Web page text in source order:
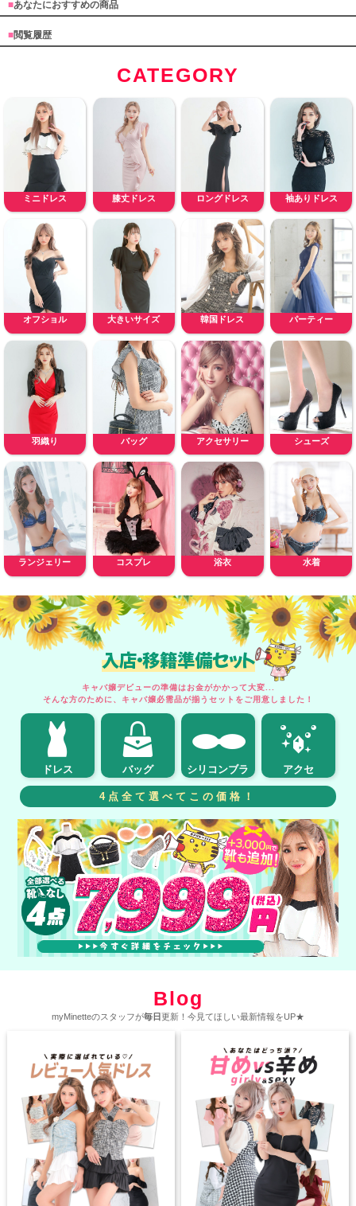
■あなたにおすすめの商品
■閲覧履歴
CATEGORY
ミニドレス 膝丈ドレス ロングドレス 袖ありドレス
オフショル 大きいサイズ 韓国ドレス パーティー
羽織り バッグ アクセサリー シューズ
ランジェリー コスプレ 浴衣 水着
入店・移籍準備セット
キャバ嬢デビューの準備はお金がかかって大変...
そんな方のために、キャバ嬢必需品が揃うセットをご用意しました！
ドレス バッグ シリコンブラ アクセ
4点全て選べてこの価格！
Blog
myMinetteのスタッフが毎日更新！今見てほしい最新情報をUP★